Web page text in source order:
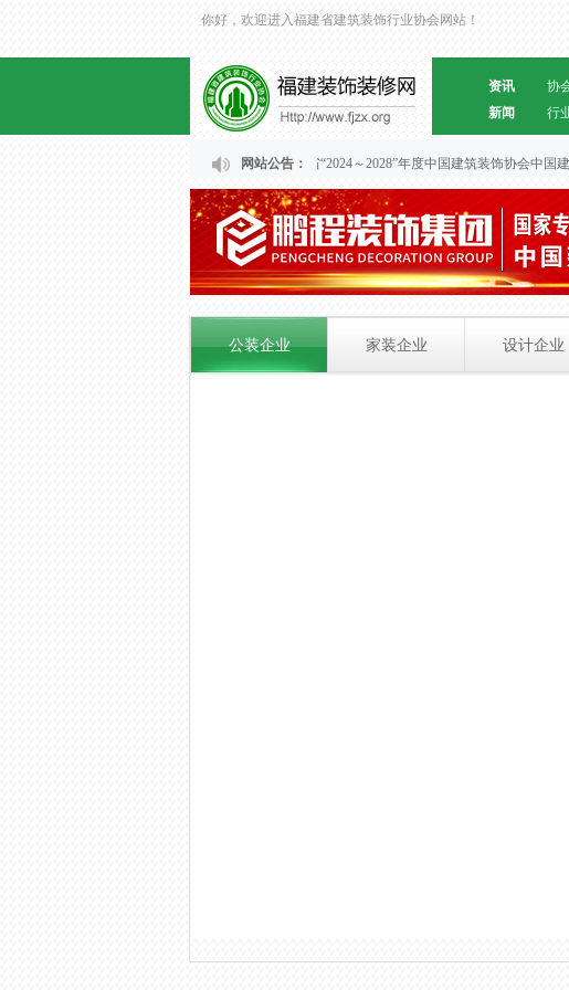
你好，欢迎进入福建省建筑装饰行业协会网站！
资讯
新闻
协
行
网站公告：
关于福建省“2024～2028”年度中国建筑装饰协会中国
公装企业 家装企业 设计企业